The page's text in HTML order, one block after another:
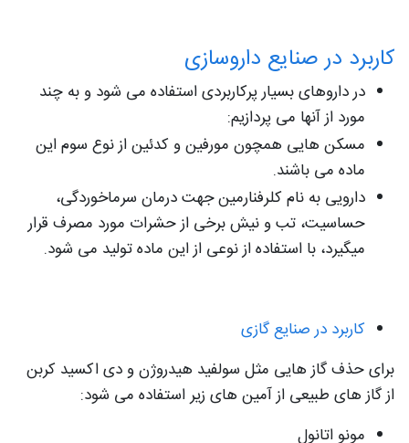
کاربرد در صنایع داروسازی
در داروهای بسیار پرکاربردی استفاده می شود و به چند
مورد از آنها می پردازیم:
مسکن هایی همچون مورفین و کدئین از نوع سوم این
ماده می باشند.
دارویی به نام کلرفنارمین جهت درمان سرماخوردگی،
حساسیت، تب و نیش برخی از حشرات مورد مصرف قرار
میگیرد، با استفاده از نوعی از این ماده تولید می شود.
کاربرد در صنایع گازی
برای حذف گاز هایی مثل سولفید هیدروژن و دی اکسید کربن
از گاز های طبیعی از آمین های زیر استفاده می شود:
مونو اتانول